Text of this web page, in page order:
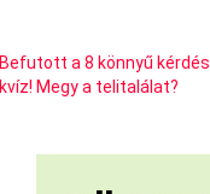
Befutott a 8 könnyű kérdés
kvíz! Megy a telitalálat?